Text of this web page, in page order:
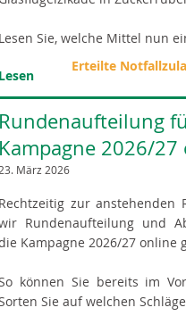
Lesen Sie, welche Mittel nun
Lesen
Erteilte
Rundenaufteilung
Kampagne 2026/
23. März 2026
Rechtzeitig zur anstehenden
Rundenaufteilung und
Kampagne 2026/27 online
können Sie bereits im
Sie auf welchen